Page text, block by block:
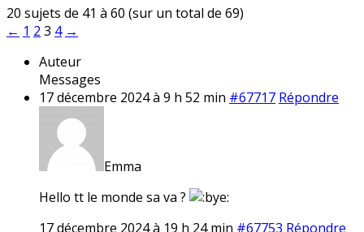
20 sujets de 41 à 60 (sur un total de 69)
← 1 2 3 4 →
Auteur
Messages
17 décembre 2024 à 9 h 52 min #67717 Répondre
Emma
Hello tt le monde sa va ?
17 décembre 2024 à 19 h 24 min #67753 Répondre